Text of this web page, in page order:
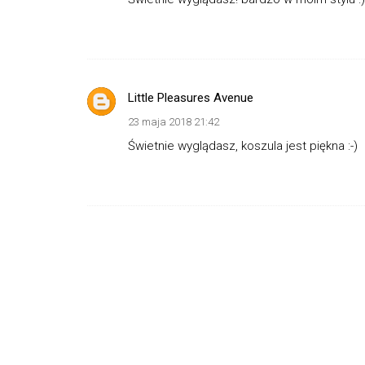
Little Pleasures Avenue
23 maja 2018 21:42
Świetnie wyglądasz, koszula jest piękna :-)